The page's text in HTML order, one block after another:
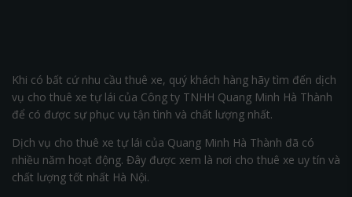
Khi có bất cứ nhu cầu thuê xe, quý khách hàng hãy tìm đến dịch
vụ cho thuê xe tự lái của Công ty TNHH Quang Minh Hà Thành
để có được sự phục vụ tận tình và chất lượng nhất.
Dịch vụ cho thuê xe tự lái của Quang Minh Hà Thành đã có
nhiều năm hoạt động. Đây được xem là nơi cho thuê xe uy tín và
chất lượng tốt nhất Hà Nội.